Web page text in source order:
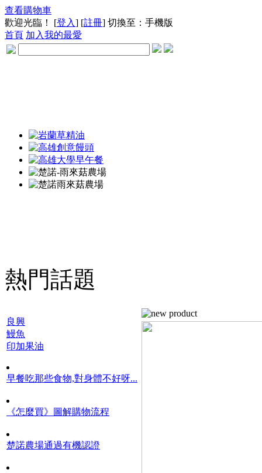
查看購物車
歡迎光臨！ [登入] [註冊] 切換至：手機版
首頁 加入我的最愛
熱門話題
良興
鰻魚
印加果油
早餐吃那些食物,對身體不好呀...
《怎麼買》圖解購物流程
楚諾農場通過有機認證